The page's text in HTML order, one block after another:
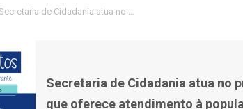
de Cidadania atua no projeto Rota dos Direitos,
Secretaria de Cidadania atua no
que oferece atendimento à